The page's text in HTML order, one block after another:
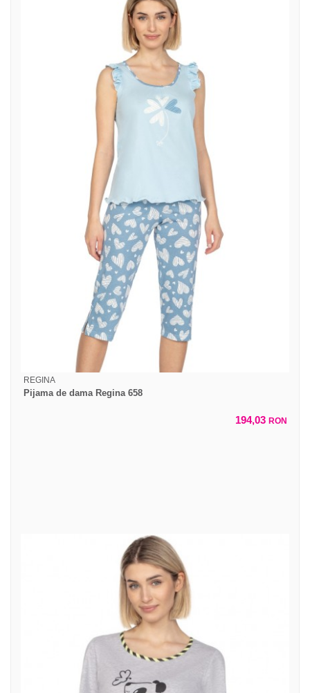
REGINA
Pijama de dama Regina 658
194,03 RON